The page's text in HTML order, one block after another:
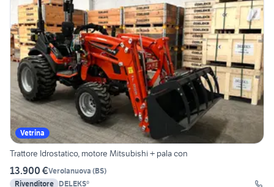
Vetrina
Trattore Idrostatico, motore Mitsubishi + pala con
13.900 €Verolanuova (BS)
Rivenditore DELEKS®